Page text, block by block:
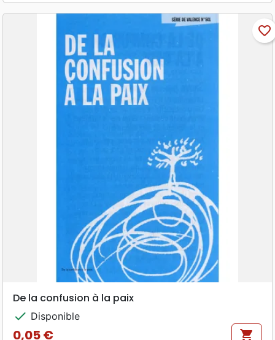
favorite_border
De la confusion à la paix
check Disponible
0,05 € shopping_cart